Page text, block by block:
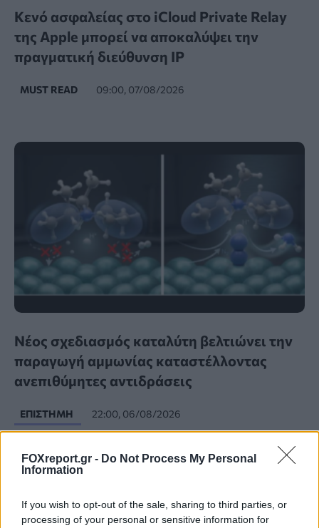
FOXreport.gr - Do Not Process My Personal
Information
If you wish to opt-out of the sale, sharing to third parties, or
processing of your personal or sensitive information for
Κενό ασφαλείας στο iCloud Private Relay
της Apple μπορεί να αποκαλύψει την
πραγματική διεύθυνση IP
MUST READ 09:00, 07/08/2026
Νέος σχεδιασμός καταλύτη βελτιώνει την
παραγωγή αμμωνίας καταστέλλοντας
ανεπιθύμητες αντιδράσεις
ΕΠΙΣΤΉΜΗ 22:00, 06/08/2026